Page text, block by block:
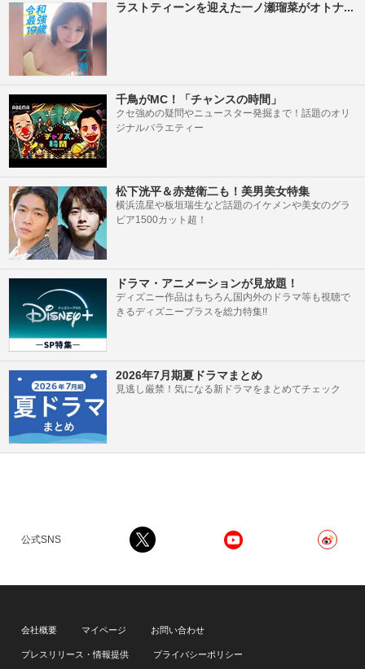
ラストティーンを迎えた一ノ瀬瑠菜がオトナ...
千鳥がMC！「チャンスの時間」
クセ強めの疑問やニュースター発掘まで！話題のオリ
ジナルバラエティー
松下洸平＆赤楚衛二も！美男美女特集
横浜流星や板垣瑞生など話題のイケメンや美女のグラ
ビア1500カット超！
ドラマ・アニメーションが見放題！
ディズニー作品はもちろん国内外のドラマ等も視聴で
きるディズニープラスを総力特集!!
2026年7月期夏ドラマまとめ
見逃し厳禁！気になる新ドラマをまとめてチェック
公式SNS
会社概要 マイページ お問い合わせ
プレスリリース・情報提供 プライバシーポリシー